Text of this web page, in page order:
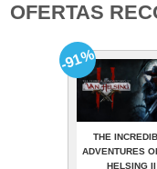
OFERTAS
THE
ADVENTURES
HELSING II
-91%